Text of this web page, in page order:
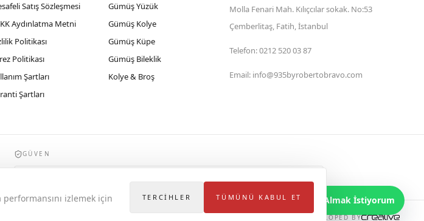
Satış Sözleşmesi
Aydınlatma Metni
Politikası
Politikası
Şartları
Şartları
Gümüş Yüzük
Gümüş Kolye
Gümüş Küpe
Gümüş Bileklik
Kolye & Broş
Molla Fenari Mah. Kılıçcılar sokak. No:53
Çemberlitaş, Fatih, İstanbul
Telefon:0212 520 03 87
Email: info@935byrobertobravo.com
GÜVEN
DEVELOPED BY
Bilgi Almak İstiyorum
izlemek için
TERCIHLER TÜMÜNÜ KABUL ET